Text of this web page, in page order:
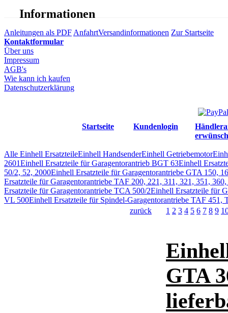
Informationen
Anleitungen als PDF AnfahrtVersandinformationen Zur Startseite
Kontaktformular
Über uns
Impressum
AGB's
Wie kann ich kaufen
Datenschutzerklärung
Startseite Kundenlogin
Alle Einhell ErsatzteileEinhell HandsenderEinhell Getriebemotor
2601Einhell Ersatzteile für Garagentorantrieb BGT 63Einhell
50/2, 52, 2000Einhell Ersatzteile für Garagentorantriebe GTA 150,
Ersatzteile für Garagentorantriebe TAF 200, 221, 311, 321, 351,
Ersatzteile für Garagentorantriebe TCA 500/2Einhell Ersatzteile für
VL 500Einhell Ersatzteile für Spindel-Garagentorantriebe TAF 451,
zurück
1 2 3 4 5 6 7 8 9
GTA